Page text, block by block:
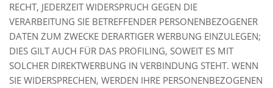
RECHT, JEDERZEIT WIDERSPRUCH GEGEN DIE
VERARBEITUNG SIE BETREFFENDER PERSONENBEZOGENER
DATEN ZUM ZWECKE DERARTIGER WERBUNG EINZULEGEN;
DIES GILT AUCH FÜR DAS PROFILING, SOWEIT ES MIT
SOLCHER DIREKTWERBUNG IN VERBINDUNG STEHT. WENN
SIE WIDERSPRECHEN, WERDEN IHRE PERSONENBEZOGENEN